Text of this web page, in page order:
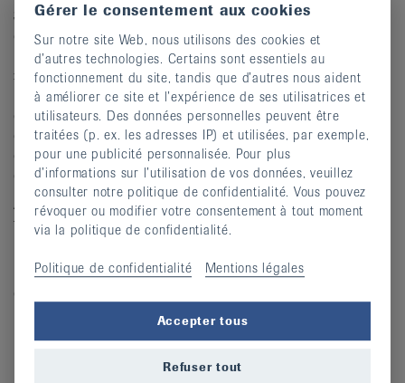
Ses activités principales sont l’organisation de cours de
gymnastique à but thérapeutique, dispensés par des
professionnels de la santé, des conférences « tout public
» gratuites sur des sujets touchant les maladies
rhumatismales, l’organisation de journées d’information
destinées aux patients et à leurs proches, la distribution
de brochures relatives aux maladies rhumatismales et
des moyens auxiliaires de la Ligue suisse, une écoute et
des conseils téléphoniques.
Avec le vieillissement inéluctable de la population, la LNR
tend à augmenter son offre relative au maintien de la
mobilité (prévention des chutes).
La LNR souhaite développer des moyens de
Gérer le consentement aux cookies
Sur notre site Web, nous utilisons des cookies et
d’autres technologies. Certains sont essentiels au
fonctionnement du site, tandis que d’autres nous aident
à améliorer ce site et l’expérience de ses utilisatrices et
utilisateurs. Des données personnelles peuvent être
traitées (p. ex. les adresses IP) et utilisées, par exemple,
pour une publicité personnalisée. Pour plus
d’informations sur l’utilisation de vos données, veuillez
consulter notre politique de confidentialité. Vous pouvez
révoquer ou modifier votre consentement à tout moment
via la politique de confidentialité.
Politique de confidentialité Mentions légales
Accepter tous
Refuser tout